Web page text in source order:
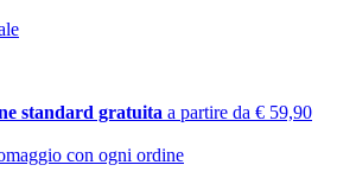
standard gratuita a partire da € 59,90
con ogni ordine